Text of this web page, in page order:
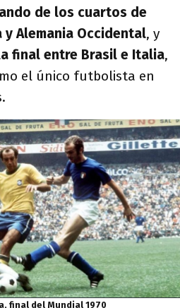
de los cuartos de
Alemania Occidental, y
final entre Brasil e Italia,
el único futbolista en
final del Mundial 1970